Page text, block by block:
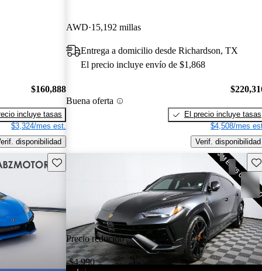
$160,888
incluye tasas
$3,324/mes est.
disponibilidad
AWD 15,192 millas
Entrega a domicilio desde Richardson, TX
El precio incluye envío de $1,868
Buena oferta
El precio incluye tasas
$4,508/mes
Verif. disponibilidad
Guarda este Aviso
Precio reducido
-$4,990